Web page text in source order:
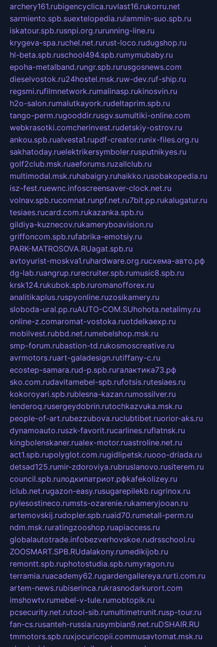
archery161.rubigencyclica.ruvlast16.rukorru.net
sarmiento.spb.suextelopedia.rulammin-suo.spb.ru
iskatour.spb.rusnpi.org.rurunning-line.ru
krygeva-spa.ruchel.net.rurust-loco.rudugshop.ru
hl-beta.spb.ruschool494.spb.rumymubaby.ru
epoha-metalband.rungr.spb.rurusgosnews.com
dieselvostok.ru24hostel.msk.ruw-dev.ruf-ship.ru
regsmi.rufilmnetwork.rumalinasp.rukinosvin.ru
h2o-salon.rumalutkayork.rudeltaprim.spb.ru
tango-perm.rugooddir.rusgv.sumultiki-online.com
webkrasotki.comcherinvest.rudetskiy-ostrov.ru
ankou.spb.rualvesta1.rupdf-creator.runix-files.org.ru
sakhatoday.ruelektrikersymboler.rusputnikyes.ru
golf2club.msk.ruaeforums.ruzallclub.ru
multimodal.msk.ruhabaigry.ruhaikko.rusobakopedia.ru
isz-fest.ruewnc.infoscreensaver-clock.net.ru
volnav.spb.rucomnat.runpf.net.ru7bit.pp.rukalugatur.ru
tesiaes.rucard.com.rukazanka.spb.ru
gildiya-kuznecov.rukameryboavision.ru
griffoncom.spb.rufabrika-emotsiy.ru
PARK-MATROSOVA.RUagat.spb.ru
avtoyurist-moskva1.ruhardware.org.ruсхема-авто.рф
dg-lab.ruangrup.rurecruiter.spb.rumusic8.spb.ru
krsk124.rukubok.spb.ruromanofforex.ru
analitikaplus.ruspyonline.ruzosikamery.ru
sloboda-ural.pp.ruAUTO-COM.SUhohota.netalimy.ru
online-z.comaromat-vostoka.ruotdelkaexp.ru
mobilvest.rubbd.net.rumebelshop.msk.ru
smp-forum.rubastion-td.rukosmoscreative.ru
avrmotors.ruart-galadesign.rutiffany-c.ru
ecostep-samara.rud-p.spb.ruгалактика73.рф
sko.com.rudavitamebel-spb.rufotsis.rutesiaes.ru
kokoroyari.spb.rublesna-kazan.rumossilver.ru
lenderoq.rusergeydobrin.rutochkazvuka.msk.ru
people-of-art.rubezzubova.ruclubtibet.ruorior-aks.ru
dynamoauto.ruszk-favorit.rucarlines.ruflatnsk.ru
kingbolenskaner.rualex-motor.ruastroline.net.ru
act1.spb.rupolyglot.com.rugidlipetsk.ruooo-driada.ru
detsad125.rumir-zdoroviya.rubruslanovo.rusiterem.ru
council.spb.ruлодкипатриот.рфkafekolizey.ru
iclub.net.rugazon-easy.rusugarepilekb.rugrinox.ru
pylesostineco.rumsts-ozarenie.rukameryjooan.ru
artemovskij.rudopler.spb.ruaid70.rumetall-perm.ru
ndm.msk.ruratingzooshop.ruapiaccess.ru
globalautotrade.infobezverhovskoe.rudrsschool.ru
ZOOSMART.SPB.RUdalakony.rumedikijob.ru
remontt.spb.ruphotostudia.spb.rumyragon.ru
terramia.ruacademy62.rugardengallereya.rurti.com.ru
artem-news.rubiserinca.rukrasnodarkurort.com
imshowtv.rumebel-v-tule.rumobtopik.ru
pcsecurity.net.rutool-sib.rumultimetrunit.rusp-tour.ru
fan-cs.rusanteh-russia.rusymbian9.net.ruDSHAIR.RU
tmmotors.spb.ruxjocuricopii.commusavtomat.msk.ru